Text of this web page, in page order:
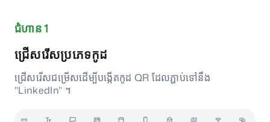
ជំហាន 1
ជ្រើសរើសប្រភេទកូដ
ជ្រើសរើសជម្រើសដើម្បីបង្កើតកូដ QR ដែលភ្ជាប់ទៅនឹង
"LinkedIn" ។